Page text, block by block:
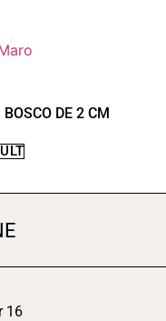
DE 2 CM
16